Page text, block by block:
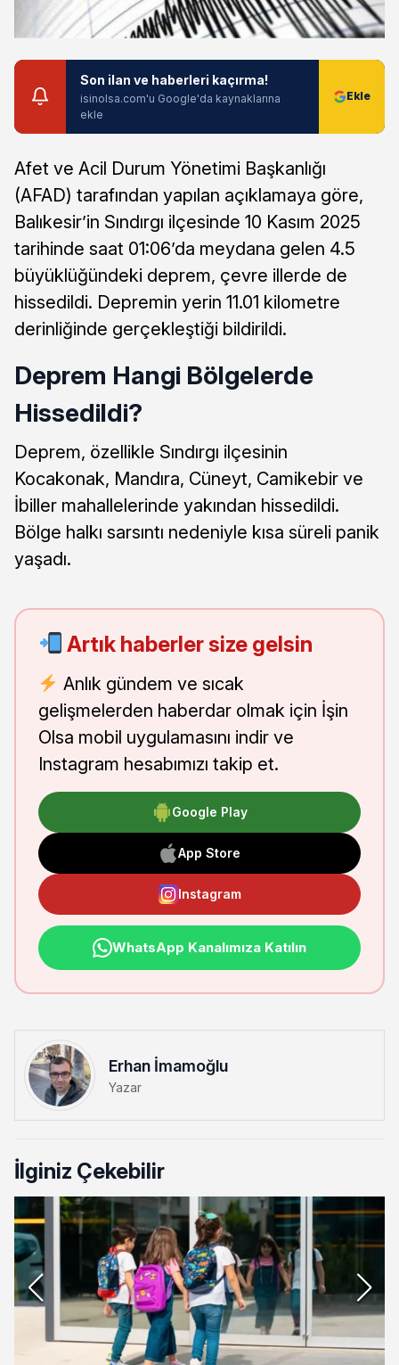
Son ilan ve haberleri kaçırma!
isinolsa.com'u Google'da kaynaklarına
ekle
Afet ve Acil Durum Yönetimi Başkanlığı
(AFAD) tarafından yapılan açıklamaya göre,
Balıkesir’in Sındırgı ilçesinde 10 Kasım 2025
tarihinde saat 01:06’da meydana gelen 4.5
büyüklüğündeki deprem, çevre illerde de
hissedildi. Depremin yerin 11.01 kilometre
derinliğinde gerçekleştiği bildirildi.
Deprem Hangi Bölgelerde
Hissedildi?
Deprem, özellikle Sındırgı ilçesinin
Kocakonak, Mandıra, Cüneyt, Camikebir ve
İbiller mahallelerinde yakından hissedildi.
Bölge halkı sarsıntı nedeniyle kısa süreli panik
yaşadı.
Artık haberler size gelsin
Anlık gündem ve sıcak
gelişmelerden haberdar olmak için İşin
Olsa mobil uygulamasını indir ve
Instagram hesabımızı takip et.
Google Play
App Store
Instagram
WhatsApp Kanalımıza Katılın
Erhan İmamoğlu
Yazar
İlginiz Çekebilir